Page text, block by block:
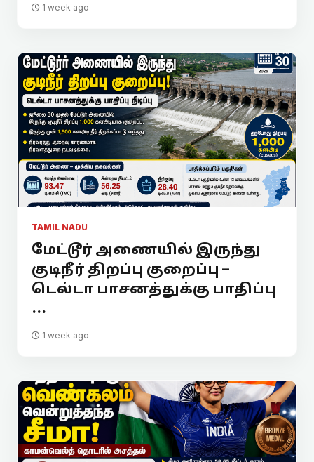
1 week ago
TAMIL NADU
மேட்டூர் அணையில் இருந்து
குடிநீர் திறப்பு குறைப்பு –
டெல்டா பாசனத்துக்கு பாதிப்பு
...
1 week ago